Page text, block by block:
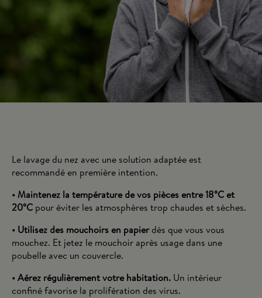
Le lavage du nez avec une solution adaptée est
recommandé en première intention.
• Maintenez la température de vos pièces entre 18°C et
20°C pour éviter les atmosphères trop chaudes et sèches.
• Utilisez des mouchoirs en papierdès que vous vous
mouchez. Et jetez le mouchoir après usage dans une
poubelle avec un couvercle.
• Aérez régulièrement votre habitation. Un intérieur
confiné favorise la prolifération des virus.